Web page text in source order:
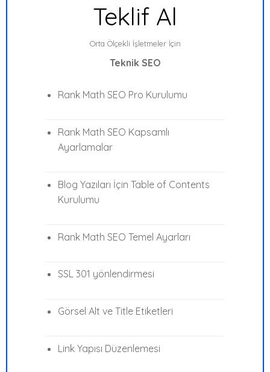
Teklif Al
Orta Ölçekli İşletmeler İçin
Teknik SEO
Rank Math SEO Pro Kurulumu
Rank Math SEO Kapsamlı
Ayarlamalar
Blog Yazıları İçin Table of Contents
Kurulumu
Rank Math SEO Temel Ayarları
SSL 301 yönlendirmesi
Görsel Alt ve Title Etiketleri
Link Yapısı Düzenlemesi